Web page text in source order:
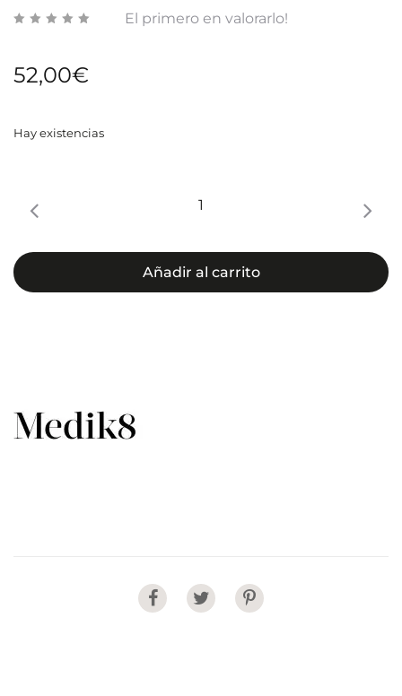
El primero en valorarlo!
52,00€
Hay existencias
MOISTURE
FACIAL
CREAM
Añadir al carrito
Share